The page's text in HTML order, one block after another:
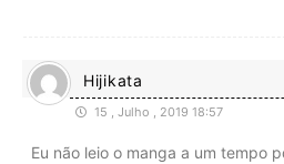
Hijikata
15 , Julho , 2019 18:57
Eu não leio o manga a um tempo